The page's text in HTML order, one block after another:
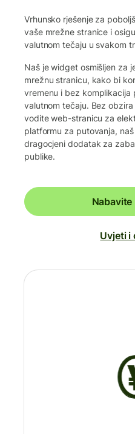
Vrhunsko rješenje za
vaše mrežne stranice i
valutnom tečaju u svakom
Naš je widget osmišljen za
mrežnu stranicu, kako bi
vremenu i bez komplikacija
valutnom tečaju. Bez
vodite web-stranicu za
platformu za putovanja,
dragocjeni dodatak za
publike.
Nabavite
Uvjeti i